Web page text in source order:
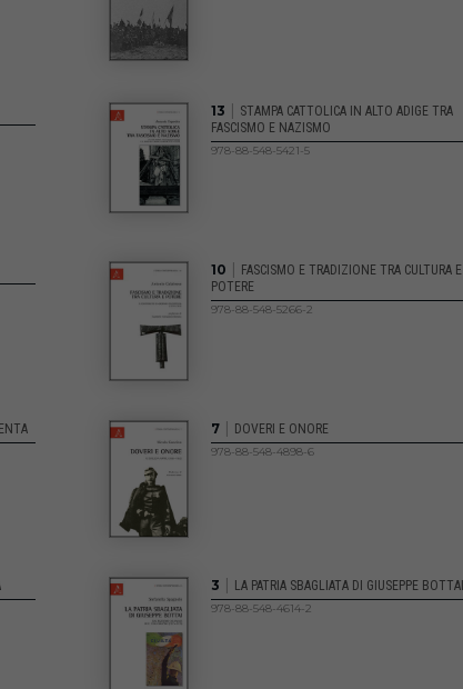
13 | STAMPA CATTOLICA IN ALTO ADIGE TRA
FASCISMO E NAZISMO
978-88-548-5421-5
10 | FASCISMO E TRADIZIONE TRA CULTURA E
POTERE
978-88-548-5266-2
7 | DOVERI E ONORE
978-88-548-4898-6
3 | LA PATRIA SBAGLIATA DI GIUSEPPE BOTTAI
978-88-548-4614-2